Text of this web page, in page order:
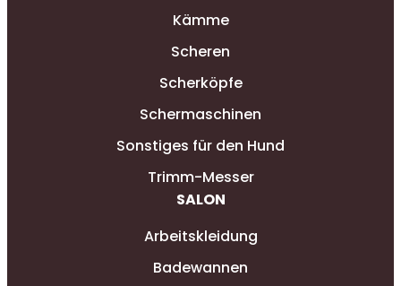
Kämme
Scheren
Scherköpfe
Schermaschinen
Sonstiges für den Hund
Trimm-Messer
SALON
Arbeitskleidung
Badewannen